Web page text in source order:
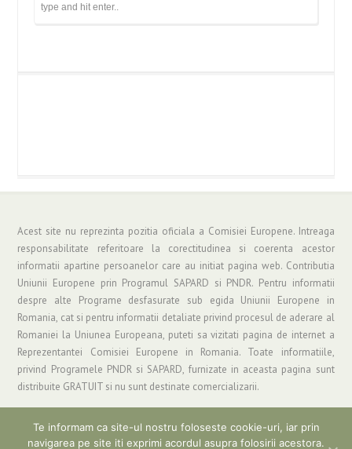
Acest site nu reprezinta pozitia oficiala a Comisiei Europene. Intreaga
responsabilitate referitoare la corectitudinea si coerenta acestor
informatii apartine persoanelor care au initiat pagina web. Contributia
Uniunii Europene prin Programul SAPARD si PNDR. Pentru informatii
despre alte Programe desfasurate sub egida Uniunii Europene in
Romania, cat si pentru informatii detaliate privind procesul de aderare al
Romaniei la Uniunea Europeana, puteti sa vizitati pagina de internet a
Reprezentantei Comisiei Europene in Romania. Toate informatiile,
privind Programele PNDR si SAPARD, furnizate in aceasta pagina sunt
distribuite GRATUIT si nu sunt destinate comercializarii.
Copyright © 2019 Asociatia "Grup de Actiune Locala Parang" | Informatii si
Te informam ca site-ul nostru foloseste cookie-uri, iar prin
navigarea pe site iti exprimi acordul asupra folosirii acestora.